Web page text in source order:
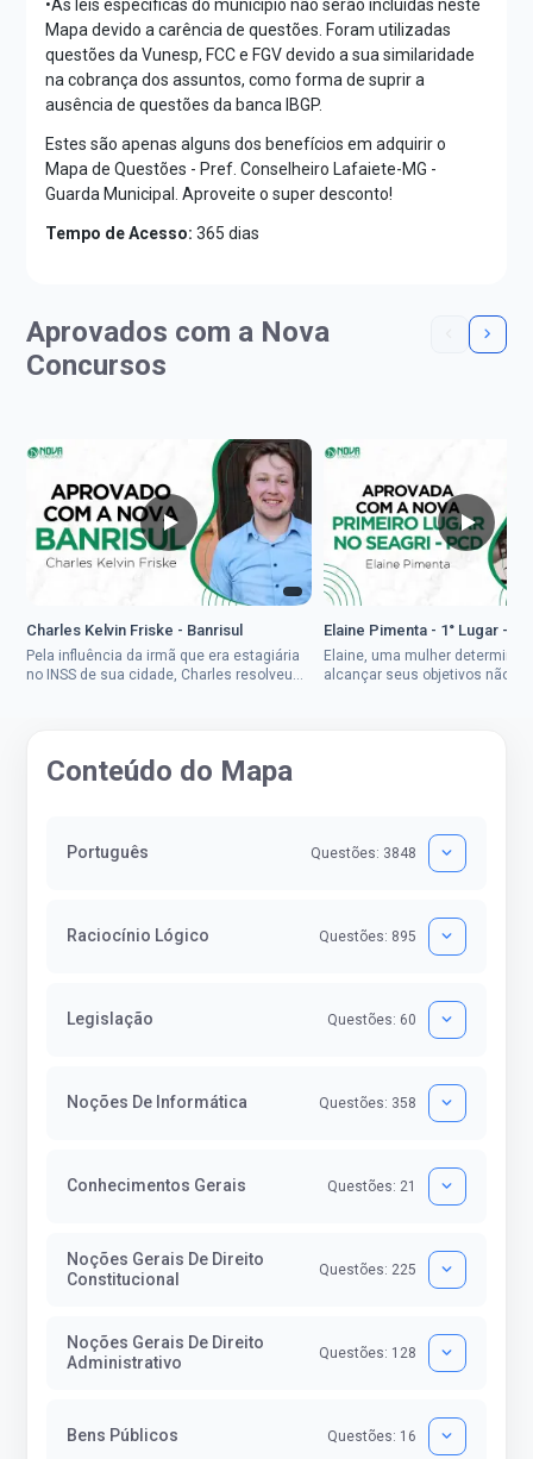
•As leis específicas do município não serão incluídas neste
Mapa devido a carência de questões. Foram utilizadas
questões da Vunesp, FCC e FGV devido a sua similaridade
na cobrança dos assuntos, como forma de suprir a
ausência de questões da banca IBGP.
Estes são apenas alguns dos benefícios em adquirir o
Mapa de Questões - Pref. Conselheiro Lafaiete-MG -
Guarda Municipal. Aproveite o super desconto!
Tempo de Acesso: 365 dias
Aprovados com a Nova
Concursos
Charles Kelvin Friske - Banrisul
Pela influência da irmã que era estagiária
no INSS de sua cidade, Charles resolveu
Elaine Pimenta - 1° Lugar -
Elaine, uma mulher
alcançar seus objetivos não
Conteúdo do Mapa
Português Questões: 3848
Raciocínio Lógico Questões: 895
Legislação Questões: 60
Noções De Informática Questões: 358
Conhecimentos Gerais Questões: 21
Noções Gerais De Direito
Constitucional
Questões: 225
Noções Gerais De Direito
Administrativo
Questões: 128
Bens Públicos Questões: 16